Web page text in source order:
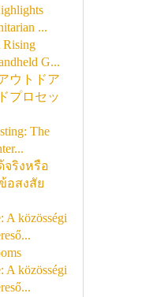
...
Rising
G...
ウトドア
プロセッ
The
จริงหรือ
อสงสัย
A közösségi
A közösségi